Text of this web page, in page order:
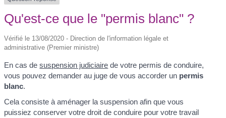
Qu'est-ce que le "permis blanc" ?
Vérifié le 13/08/2020 - Direction de l'information légale et
administrative (Premier ministre)
En cas desuspension judiciaire de votre permis de conduire,
vous pouvez demander au juge de vous accorder un permis
blanc.
Cela consiste à aménager la suspension afin que vous
puissiez conserver votre droit de conduire pour votre travail